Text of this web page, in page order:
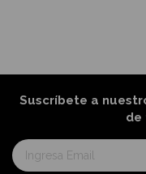
Suscríbete a
de
Suscríbase
al